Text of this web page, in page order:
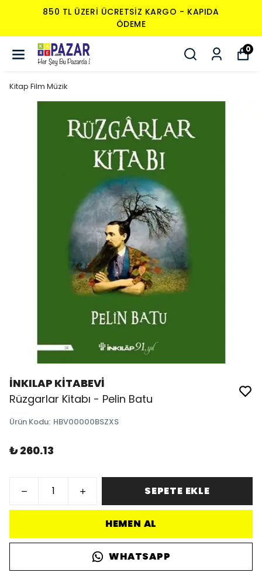
850 TL ÜZERI ÜCRETSIZ KARGO - KAPIDA
ÖDEME
0
Kitap Film Müzik
İNKILAP KİTABEVİ
Rüzgarlar Kitabı - Pelin Batu
Ürün Kodu: HBV00000BSZXS
₺ 260.13
SEPETE EKLE
HEMEN AL
WHATSAPP